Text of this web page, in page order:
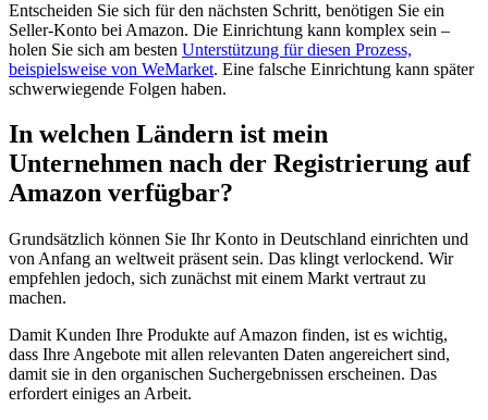
Entscheiden Sie sich für den nächsten Schritt, benötigen Sie ein
Seller-Konto bei Amazon. Die Einrichtung kann komplex sein –
holen Sie sich am besten Unterstützung für diesen Prozess,
beispielsweise von WeMarket. Eine falsche Einrichtung kann später
schwerwiegende Folgen haben.
In welchen Ländern ist mein
Unternehmen nach der Registrierung auf
Amazon verfügbar?
Grundsätzlich können Sie Ihr Konto in Deutschland einrichten und
von Anfang an weltweit präsent sein. Das klingt verlockend. Wir
empfehlen jedoch, sich zunächst mit einem Markt vertraut zu
machen.
Damit Kunden Ihre Produkte auf Amazon finden, ist es wichtig,
dass Ihre Angebote mit allen relevanten Daten angereichert sind,
damit sie in den organischen Suchergebnissen erscheinen. Das
erfordert einiges an Arbeit.